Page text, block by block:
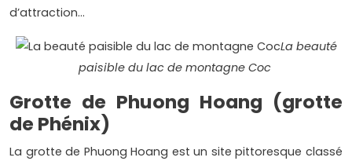
d’attraction…
La beauté
paisible du lac de montagne Coc
Grotte de Phuong Hoang (grotte
de Phénix)
La grotte de Phuong Hoang est un site pittoresque classé